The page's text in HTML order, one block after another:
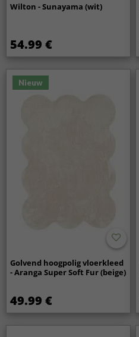
Wilton - Sunayama (wit)
54.99 €
Nieuw
Golvend hoogpolig vloerkleed
- Aranga Super Soft Fur (beige)
49.99 €